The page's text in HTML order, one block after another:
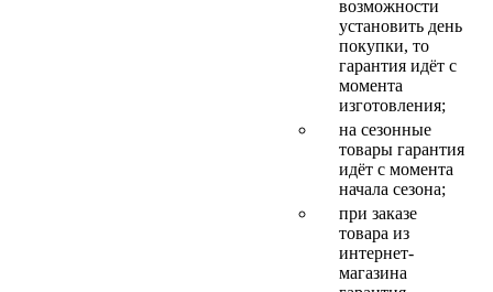
возможности
установить день
покупки, то
гарантия идёт с
момента
изготовления;
на сезонные
товары гарантия
идёт с момента
начала сезона;
при заказе
товара из
интернет-
магазина